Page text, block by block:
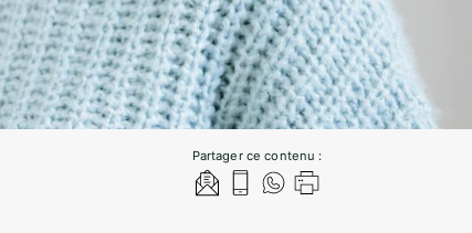
Partager ce contenu :